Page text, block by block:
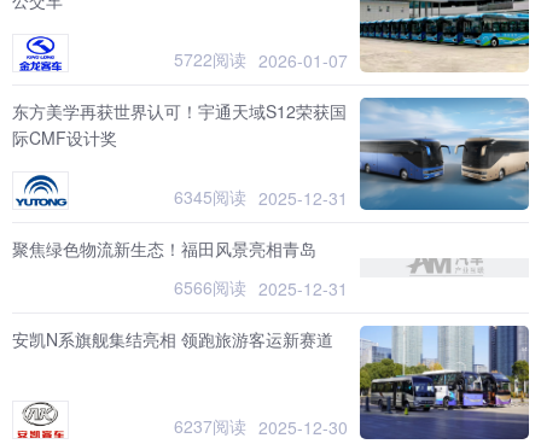
5722阅读 2026-01-07
东方美学再获世界认可！宇通天域S12荣获国
际CMF设计奖
6345阅读 2025-12-31
聚焦绿色物流新生态！福田风景亮相青岛
6566阅读 2025-12-31
安凯N系旗舰集结亮相 领跑旅游客运新赛道
6237阅读 2025-12-30